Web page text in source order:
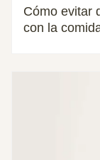
Cómo evitar
con la